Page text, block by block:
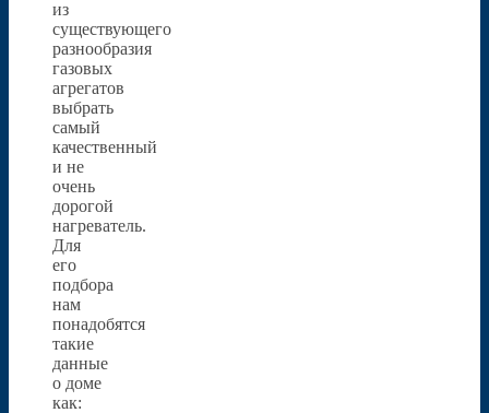
из
существующего
разнообразия
газовых
агрегатов
выбрать
самый
качественный
и не
очень
дорогой
нагреватель.
Для
его
подбора
нам
понадобятся
такие
данные
о доме
как: